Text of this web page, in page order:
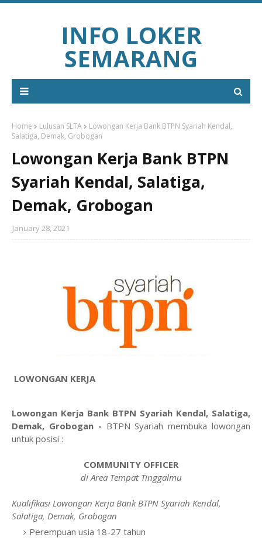
INFO LOKER
SEMARANG
Home Lulusan SLTA
Lowongan Kerja Bank BTPN Syariah Kendal,
Salatiga, Demak, Grobogan
Lowongan Kerja Bank BTPN
Syariah Kendal, Salatiga,
Demak, Grobogan
January 28, 2021
LOWONGAN KERJA
Lowongan Kerja Bank BTPN Syariah Kendal, Salatiga,
Demak, Grobogan- BTPN Syariah membuka lowongan
untuk posisi :
COMMUNITY OFFICER
di Area Tempat Tinggalmu
Kualifikasi Lowongan Kerja Bank BTPN Syariah Kendal,
Salatiga, Demak, Grobogan
Perempuan usia 18-27 tahun